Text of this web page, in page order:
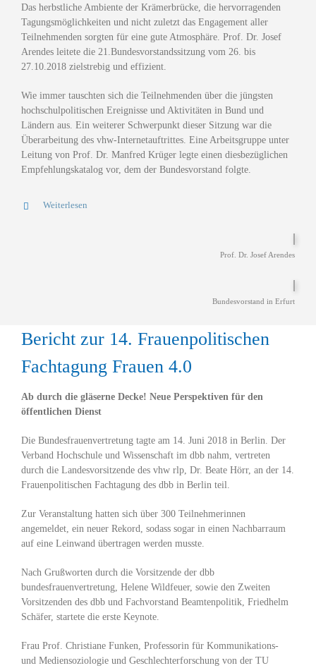
Das herbstliche Ambiente der Krämerbrücke, die hervorragenden
Tagungsmöglichkeiten und nicht zuletzt das Engagement aller
Teilnehmenden sorgten für eine gute Atmosphäre. Prof. Dr. Josef
Arendes leitete die 21.Bundesvorstandssitzung vom 26. bis
27.10.2018 zielstrebig und effizient.
Wie immer tauschten sich die Teilnehmenden über die jüngsten
hochschulpolitischen Ereignisse und Aktivitäten in Bund und
Ländern aus. Ein weiterer Schwerpunkt dieser Sitzung war die
Überarbeitung des vhw-Internetauftrittes. Eine Arbeitsgruppe unter
Leitung von Prof. Dr. Manfred Krüger legte einen diesbezüglichen
Empfehlungskatalog vor, dem der Bundesvorstand folgte.
Weiterlesen
Prof. Dr. Josef Arendes
Bundesvorstand in Erfurt
Bericht zur 14. Frauenpolitischen
Fachtagung Frauen 4.0
Ab durch die gläserne Decke! Neue Perspektiven für den
öffentlichen Dienst
Die Bundesfrauenvertretung tagte am 14. Juni 2018 in Berlin. Der
Verband Hochschule und Wissenschaft im dbb nahm, vertreten
durch die Landesvorsitzende des vhw rlp, Dr. Beate Hörr, an der 14.
Frauenpolitischen Fachtagung des dbb in Berlin teil.
Zur Veranstaltung hatten sich über 300 Teilnehmerinnen
angemeldet, ein neuer Rekord, sodass sogar in einen Nachbarraum
auf eine Leinwand übertragen werden musste.
Nach Grußworten durch die Vorsitzende der dbb
bundesfrauenvertretung, Helene Wildfeuer, sowie den Zweiten
Vorsitzenden des dbb und Fachvorstand Beamtenpolitik, Friedhelm
Schäfer, startete die erste Keynote.
Frau Prof. Christiane Funken, Professorin für Kommunikations-
und Mediensoziologie und Geschlechterforschung von der TU